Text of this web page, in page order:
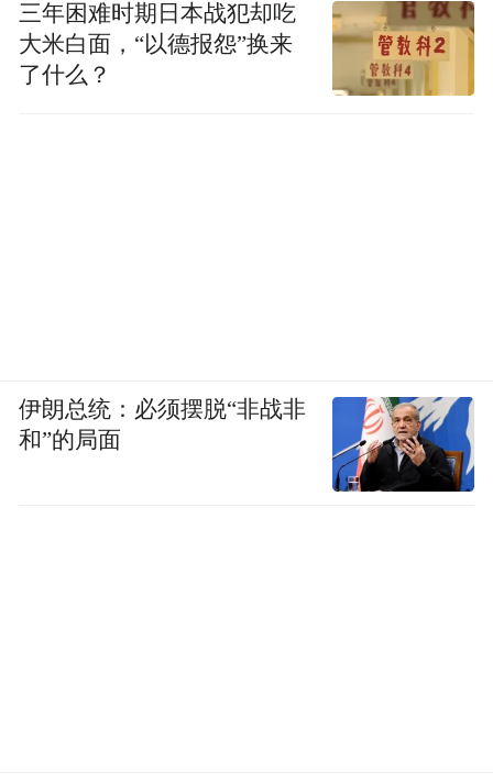
三年困难时期日本战犯却吃
大米白面，“以德报怨”换来
了什么？
伊朗总统：必须摆脱“非战非
和”的局面